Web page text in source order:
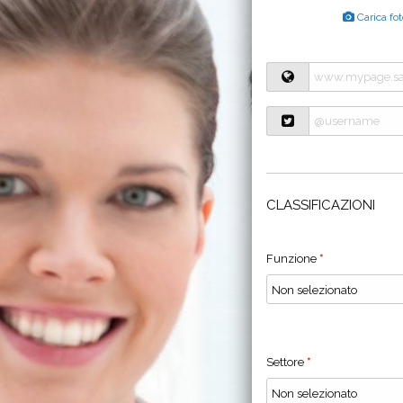
Carica
CLASSIFICAZIONI
Funzione *
Settore *